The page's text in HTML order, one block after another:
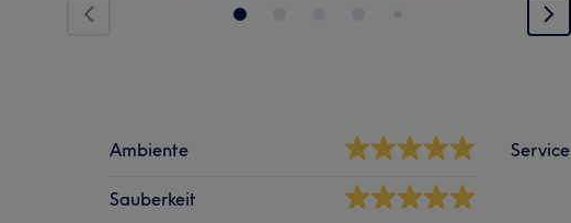
Ambiente
Sauberkeit
Service